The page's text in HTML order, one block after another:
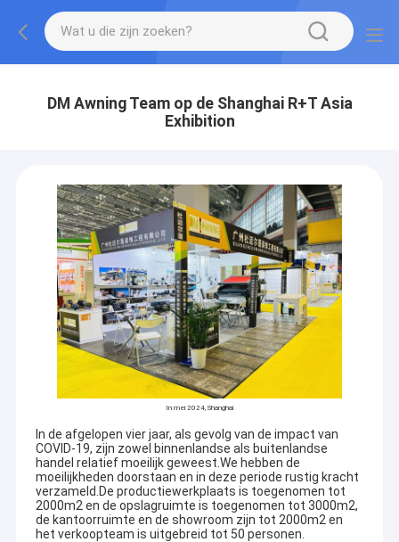
DM Awning Team op de Shanghai R+T Asia
Exhibition
In mei 2024, Shanghai
In de afgelopen vier jaar, als gevolg van de impact van
COVID-19, zijn zowel binnenlandse als buitenlandse
handel relatief moeilijk geweest.We hebben de
moeilijkheden doorstaan en in deze periode rustig kracht
verzameld.De productiewerkplaats is toegenomen tot
2000m2 en de opslagruimte is toegenomen tot 3000m2,
de kantoorruimte en de showroom zijn tot 2000m2 en
het verkoopteam is uitgebreid tot 50 personen.